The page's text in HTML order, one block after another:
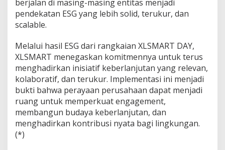
berjalan di masing-masing entitas menjadi
pendekatan ESG yang lebih solid, terukur, dan
scalable.
Melalui hasil ESG dari rangkaian XLSMART DAY,
XLSMART menegaskan komitmennya untuk terus
menghadirkan inisiatif keberlanjutan yang relevan,
kolaboratif, dan terukur. Implementasi ini menjadi
bukti bahwa perayaan perusahaan dapat menjadi
ruang untuk memperkuat engagement,
membangun budaya keberlanjutan, dan
menghadirkan kontribusi nyata bagi lingkungan.
(*)